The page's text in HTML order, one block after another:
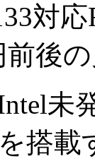
対
前後
未
搭